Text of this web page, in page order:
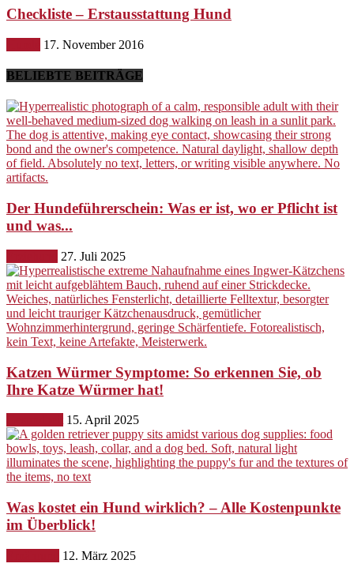
Checkliste – Erstausstattung Hund
17. November 2016
BELIEBTE BEITRÄGE
Der Hundeführerschein: Was er ist, wo er Pflicht ist
und was...
27. Juli 2025
Katzen Würmer Symptome: So erkennen Sie, ob
Ihre Katze Würmer hat!
15. April 2025
Was kostet ein Hund wirklich? – Alle Kostenpunkte
im Überblick!
12. März 2025